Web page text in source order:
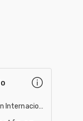
Internacional